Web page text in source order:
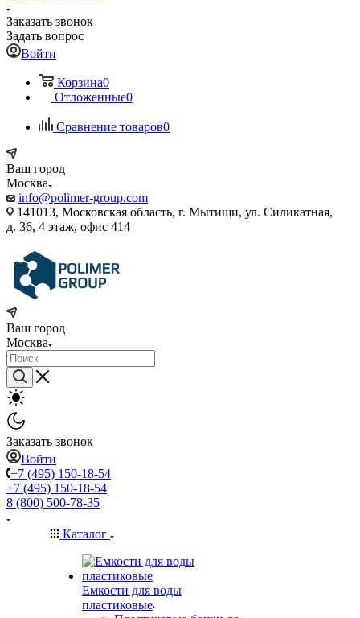
Заказать звонок
Задать вопрос
Войти
Корзина0
Отложенные0
Сравнение товаров0
Ваш город
Москва
info@polimer-group.com
141013, Московская область, г. Мытищи, ул. Силикатная,
д. 36, 4 этаж, офис 414
Ваш город
Москва
Заказать звонок
Войти
+7 (495) 150-18-54
+7 (495) 150-18-54
8 (800) 500-78-35
Каталог
Емкости для воды
пластиковые